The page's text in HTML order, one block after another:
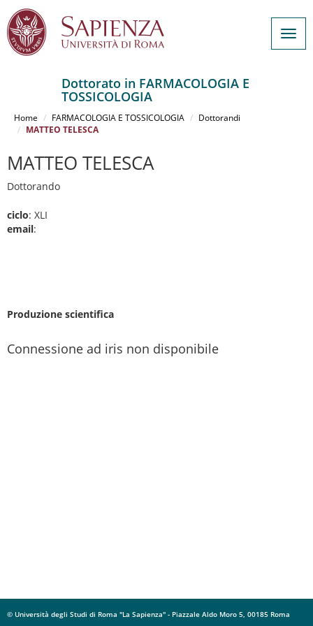
contenuto
Dottorato in FARMACOLOGIA E
TOSSICOLOGIA
Home FARMACOLOGIA E TOSSICOLOGIA
Dottorandi
MATTEO TELESCA
MATTEO TELESCA
Dottorando
ciclo: XLI
email:
Produzione scientifica
Connessione ad iris non disponibile
© Università degli Studi di Roma "La Sapienza" - Piazzale Aldo Moro 5, 00185 Roma